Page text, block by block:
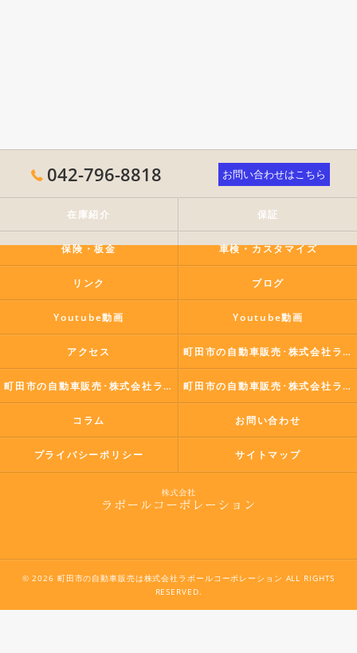
042-796-8818 お問い合わせはこちら
在庫紹介 保証
保険・板金 車検・カスタマイズ
リンク ブログ
Youtube動画 Youtube動画
アクセス 町田市の自動車販売･株式会社ラポールコーポレーションの口コミ情報
町田市の自動車販売･株式会社ラポールコーポレーションの評判 町田市の自動車販売･株式会社ラポールコーポレーションのお客様の声
コラム お問い合わせ
プライバシーポリシー サイトマップ
© 2026 町田市の自動車販売は株式会社ラポールコーポレーション ALL RIGHTS
RESERVED.